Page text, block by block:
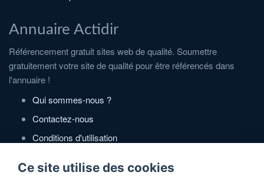
Annuaire Actidir
Référencement gratuit sites web de qualité. Soumettre
gratuitement votre site de qualité pour être référencés dans
l'annuaire !
Qui sommes-nous ?
Contactez-nous
Conditions d'utilisation
Ce site utilise des cookies